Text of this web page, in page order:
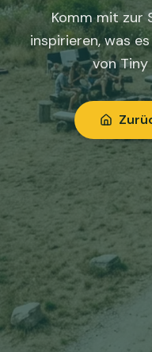
Komm mit zur
inspirieren, was
von